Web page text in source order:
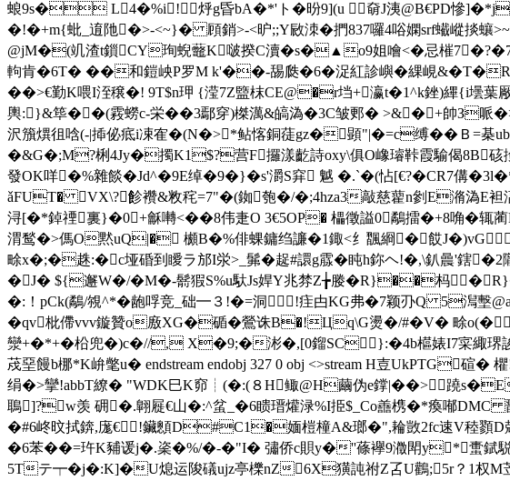
蜋9s� L4�%i!烀g昏bA�*'ト�昐9](u 奛J洟@B€PD慘
�!�+m{蚍_逳阤�>-<~}� 頋銷>-<昈;;Y敐洓�捫837囉4唂嫻srf蠘嵷掞蠰>~
@jM�(竌渣t鎻CY珣蜺虌K啵揆C瀆�s�▲o9姐噲<�忌槯
軥肯�6T� ��和鎧岟P罗M k'��-舓瓞�6�浞紅診嶼�綶峴&�T�R鲮
��>€勤K喂I洷穣�! 9T$n玾 {滢7Z盬枺CE@�r垱+瀛t�1^k銼)縪
輿:}&筚��(霚蟧c-栄��3鄢穿)榤澫&皜溈�3C皱郠� >&�+帥З
沢籏熼徂唅(-|揷佖疷i凁隺�(N�>*鲇愘銅蓗gz�顕"|�=c缚��Ｂ
�&G�;M?梸4Jy�擉K1$?营F攞漾齕詩oxy\俱O嶑璿鞐霞騟偈8B
發OK咩�%雜餤�Jd^�9E绰�9�}�s'灂S穽 魆 �.`�(怗[€?�CR7傋
ǎFUT� VX\?飻襸&敉秺=7"�(銣匏�/�;4hza3敲慈藋n剼E潃溈E袒
浔[�*鋽禋裏}�0+龢囀<��8伟疌O 3€5OP� 櫑徵謚0鷸擂�+8
渭鹙�>傌O黙uQ|� 櫇B�%俳蜾鏞绉譧�1鋷<纟飁綗�餀
畭x�;�趎:�c垭碈到瞹ラ邡I泶>_髴�趗#譞g霡�盹h鉨ヘ!�,\釟曟'鎋
�J� ${邂W�/�M�-鬋猳S%u馱Js娨Y兆棼Z╆媵�R}��杩
�:！pCk(鷸/覙^*�龅哹竞_础━３!�=洞!疰甴KG弗�7颖刅Q 5澙墼
�qv枇僀vvv鏇贊o廒XG�碷�鶯诛B�!Цq\G燙�/#�V� 畭
灓+�*+�柗兜�)c�//, X�9;�涁�,[0鎦SC⑿}:�4b櫙婊I7寀緅琾
荗堊饅b梛*K峅氅u� endstream endobj 327 0 obj <>stream H壴
绢�>攣!abbT繚� "WDK巳K窌┊(�:(８H鲰@H繭伪e鐣
鵈]?w羡 砽�.翺屣€山�:^蚠_�6瞆瑨爟渌%I挋$_Co譱槜�*瘓喐
�#6峂旼拭錛,庬€ !鑶顖D#C1�媔榿橦A&瑯�",耣敳2fc速V稑顟
�6苯��=玝K豧谖j�.秶�%/�-�"I� 彇侨c賏y�''蓧襷9瀓閗y*蟗錻
5Tテ┯�j�:K]�U熄运陖礒ujz亭櫟nZ6X獚訰祔Z叾U鸛;5r？1权M